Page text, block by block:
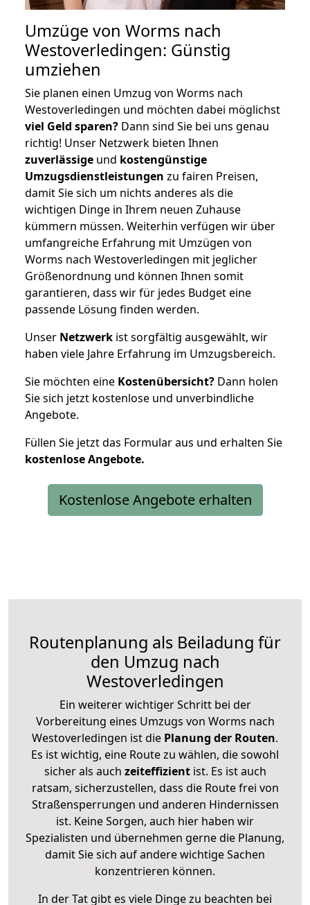
Umzüge von Worms nach
Westoverledingen: Günstig
umziehen
Sie planen einen Umzug von Worms nach
Westoverledingen und möchten dabei möglichst
viel Geld sparen? Dann sind Sie bei uns genau
richtig! Unser Netzwerk bieten Ihnen
zuverlässige und kostengünstige
Umzugsdienstleistungen zu fairen Preisen,
damit Sie sich um nichts anderes als die
wichtigen Dinge in Ihrem neuen Zuhause
kümmern müssen. Weiterhin verfügen wir über
umfangreiche Erfahrung mit Umzügen von
Worms nach Westoverledingen mit jeglicher
Größenordnung und können Ihnen somit
garantieren, dass wir für jedes Budget eine
passende Lösung finden werden.
Unser Netzwerk ist sorgfältig ausgewählt, wir
haben viele Jahre Erfahrung im Umzugsbereich.
Sie möchten eine Kostenübersicht? Dann holen
Sie sich jetzt kostenlose und unverbindliche
Angebote.
Füllen Sie jetzt das Formular aus und erhalten Sie
kostenloseAngebote.
Kostenlose Angebote erhalten
Routenplanung als Beiladung für
den Umzug nach
Westoverledingen
Ein weiterer wichtiger Schritt bei der
Vorbereitung eines Umzugs von Worms nach
Westoverledingen ist die Planung der Routen.
Es ist wichtig, eine Route zu wählen, die sowohl
sicher als auch zeiteffizientist. Es ist auch
ratsam, sicherzustellen, dass die Route frei von
Straßensperrungen und anderen Hindernissen
ist. Keine Sorgen, auch hier haben wir
Spezialisten und übernehmen gerne die Planung,
damit Sie sich auf andere wichtige Sachen
konzentrieren können.
In der Tat gibt es viele Dinge zu beachten bei